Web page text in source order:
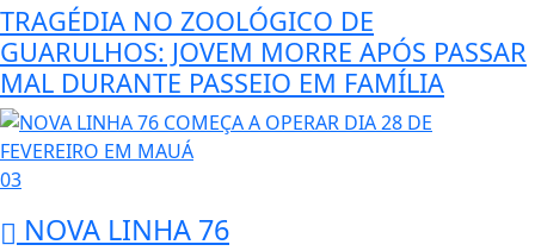
TRAGÉDIA NO ZOOLÓGICO DE
GUARULHOS: JOVEM MORRE APÓS PASSAR
MAL DURANTE PASSEIO EM FAMÍLIA
03
NOVA LINHA 76